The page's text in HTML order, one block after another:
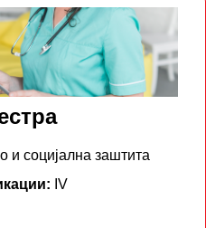
и социјална заштита
IV